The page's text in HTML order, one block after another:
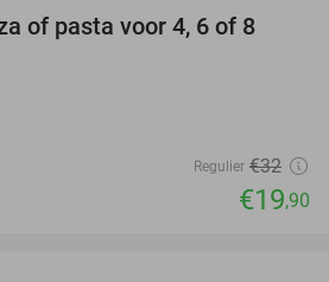
of pasta voor 4, 6 of 8
Regulier €32
€19,90